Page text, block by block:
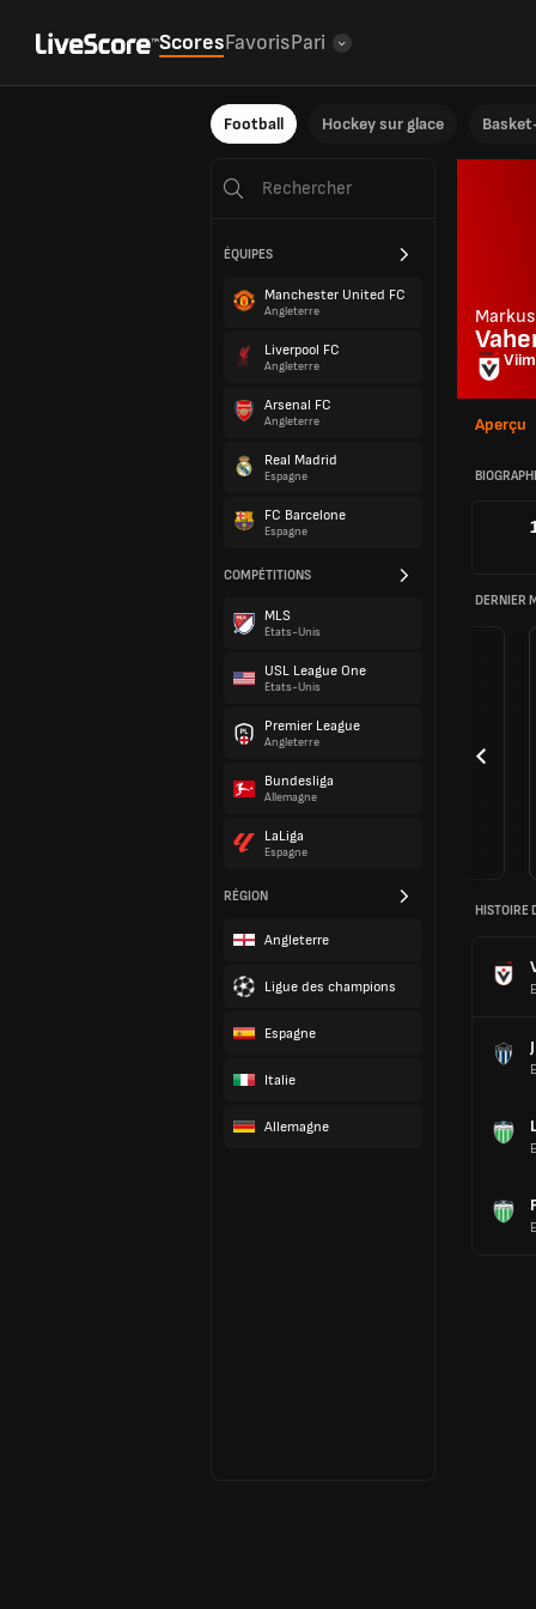
ScoresFavorisPari
Football Hockey sur glace
ÉQUIPES
Manchester United FC
Angleterre
Liverpool FC
Angleterre
Arsenal FC
Angleterre
Real Madrid
Espagne
FC Barcelone
Espagne
COMPÉTITIONS
MLS
États-Unis
USL League One
États-Unis
Premier League
Angleterre
Bundesliga
Allemagne
LaLiga
Espagne
RÉGION
Angleterre
Ligue des champions
Espagne
Italie
Allemagne
Markus
Aperçu
DERNIER
HISTOIRE